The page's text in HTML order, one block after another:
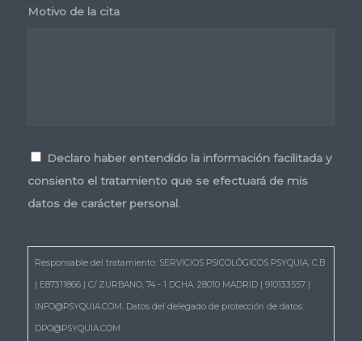
Motivo de la cita
Declaro haber entendido la información facilitada y
consiento el tratamiento que se efectuará de mis
datos de carácter personal.
Responsable del tratamiento: SERVICIOS PSICOLÓGICOS PSYQUIA, C.B
| E87311866 | C/ ZURBANO, 74 - 1 DCHA. 28010 MADRID | 910133557 |
INFO@PSYQUIA.COM. Datos del delegado de protección de datos:
DPO@PSYQUIA.COM.